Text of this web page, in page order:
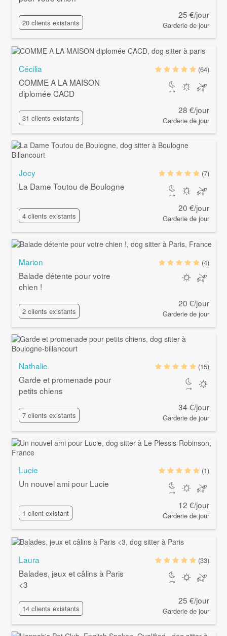
20 clients existants
25 €/jour
Garderie de jour
Cécilia
COMME A LA MAISON
diplomée CACD
31 clients existants
(64)
28 €/jour
Garderie de jour
Jocy
La Dame Toutou de Boulogne
4 clients existants
(7)
20 €/jour
Garderie de jour
Marion
Balade détente pour votre
chien !
2 clients existants
(4)
20 €/jour
Garderie de jour
Nathalie
Garde et promenade pour
petits chiens
7 clients existants
(15)
34 €/jour
Garderie de jour
Lucie
Un nouvel ami pour Lucie
1 client existant
(1)
12 €/jour
Garderie de jour
Laura
Balades, jeux et câlins à Paris
<3
14 clients existants
(33)
25 €/jour
Garderie de jour